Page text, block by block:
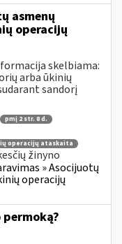
asmenų
operacijų
skelbiama:
arba ūkinių
sandorį
pmį 2 str. 8 d.
operacijų ataskaita
žinyno
» Asocijuotų
operacijų